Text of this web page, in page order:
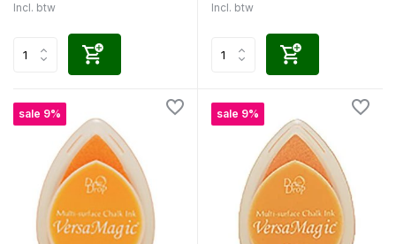
Incl. btw Incl. btw
sale 9% sale 9%